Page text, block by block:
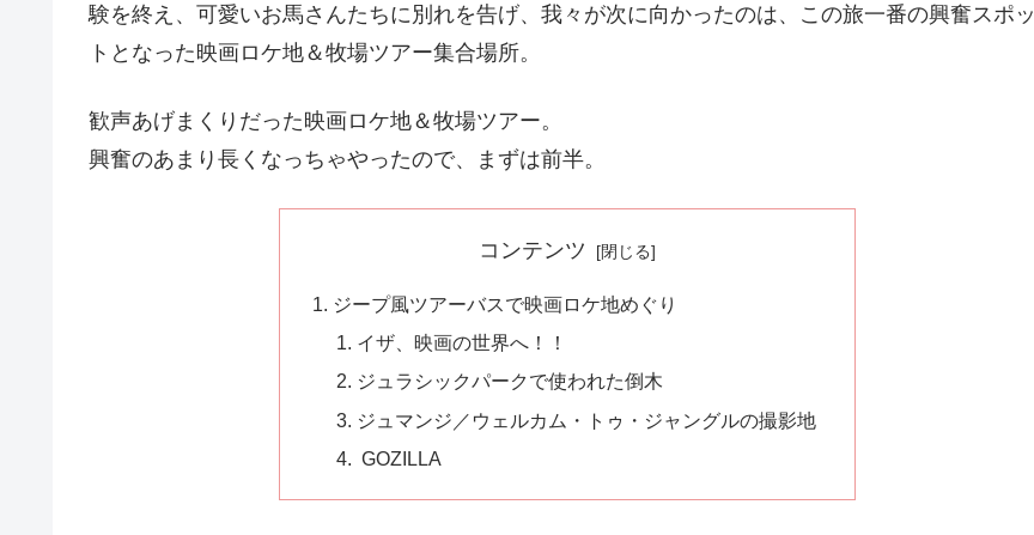
験を終え、可愛いお馬さんたちに別れを告げ、我々が次に向かったのは、この旅一番の興奮スポッ
トとなった映画ロケ地＆牧場ツアー集合場所。
歓声あげまくりだった映画ロケ地＆牧場ツアー。
興奮のあまり長くなっちゃやったので、まずは前半。
コンテンツ
ジープ風ツアーバスで映画ロケ地めぐり
イザ、映画の世界へ！！
ジュラシックパークで使われた倒木
ジュマンジ／ウェルカム・トゥ・ジャングルの撮影地
GOZILLA